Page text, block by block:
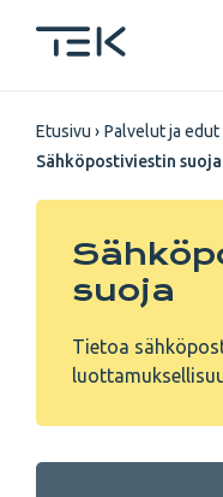
pääsisältöön
Etusivu Palvelut ja edut
Sähköpostiviestin suoja
suoja
Tietoa